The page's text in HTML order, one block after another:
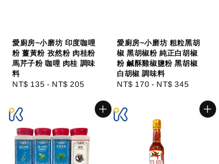
愛廚房~小磨坊 印度咖哩
粉 薑黃粉 孜然粉 肉桂粉
馬芹子粉 咖哩 肉桂 調味
料
Regular
NT$ 135 - NT$ 205
愛廚房~小磨坊 粗粒黑胡
椒 黑胡椒粉 純正白胡椒
粉 鹹酥雞椒鹽粉 黑胡椒
白胡椒 調味料
Regular
NT$ 170 - NT$ 345